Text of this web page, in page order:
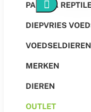
PANGEA
DIEPVRIES
VOEDSELDIEREN
MERKEN
DIEREN
OUTLET